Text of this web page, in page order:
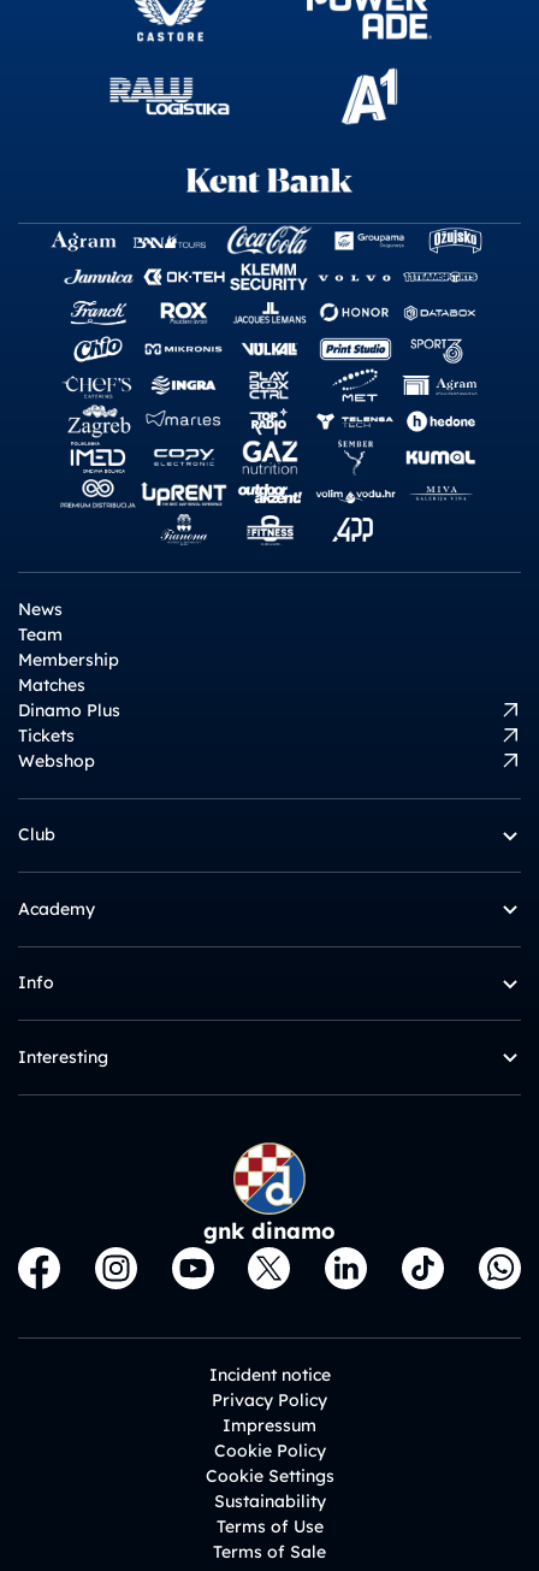
News
Team
Membership
Matches
Dinamo Plus
Tickets
Webshop
Club
Academy
Info
Interesting
gnk dinamo
Incident notice
Privacy Policy
Impressum
Cookie Policy
Cookie Settings
Sustainability
Terms of Use
Terms of Sale